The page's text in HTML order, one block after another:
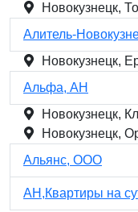
Новокузнецк,
Алитель-
Новокузнецк,
Альфа, АН
Новокузнецк,
Новокузнецк,
Альянс, ООО
АН,Квартиры на